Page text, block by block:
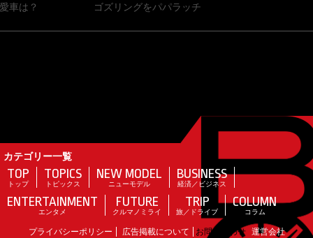
ゴズリングをパパラッチ
車は？
カテゴリー一覧
TOP
トップ
TOPICS
トピックス
NEW MODEL
ニューモデル
BUSINESS
経済／ビジネス
ENTERTAINMENT
エンタメ
FUTURE
クルマノミライ
TRIP
旅／ドライブ
COLUMN
コラム
プライバシーポリシー 広告掲載について お問い合わせ 運営会社